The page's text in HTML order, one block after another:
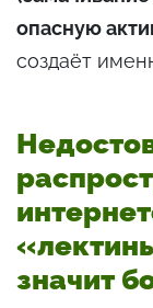
опасную
создаёт
значит